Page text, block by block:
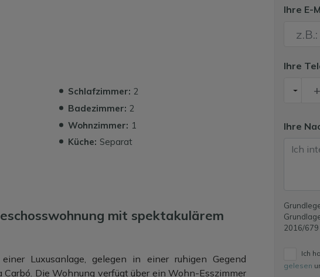
Schlafzimmer: 2
Badezimmer: 2
Wohnzimmer: 1
Küche: Separat
mit spektakulärem
Luxusanlage, gelegen in einer ruhigen Gegend
Carbó. Die Wohnung verfügt über ein Wohn-Esszimmer
Ihre E-
Ihre
Ihre
2016/679
Ich
gelesen